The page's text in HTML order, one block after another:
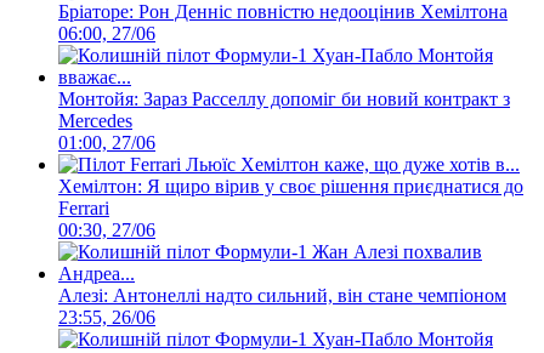
Бріаторе: Рон Денніс повністю недооцінив Хемілтона
06:00, 27/06
Монтойя: Зараз Расселлу допоміг би новий контракт з
Mercedes
01:00, 27/06
Хемілтон: Я щиро вірив у своє рішення приєднатися до
Ferrari
00:30, 27/06
Алезі: Антонеллі надто сильний, він стане чемпіоном
23:55, 26/06